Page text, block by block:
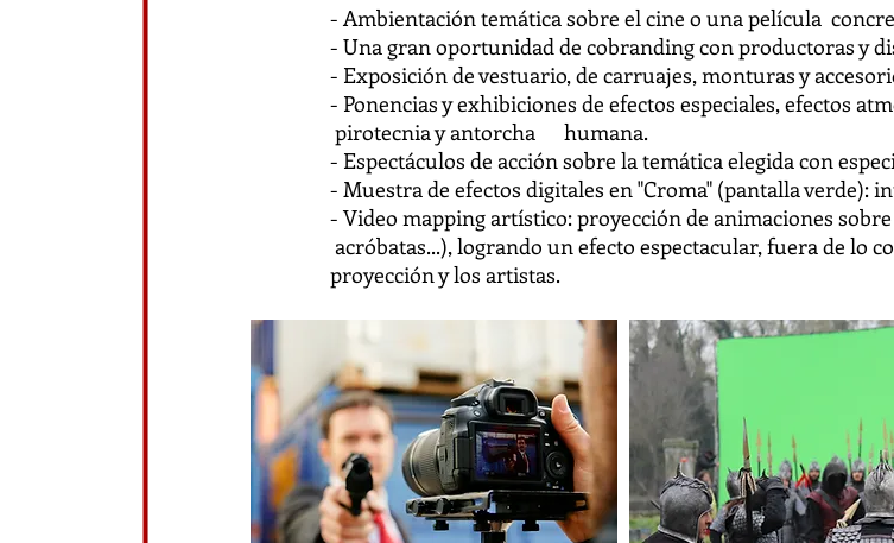
- Ambientación temática sobre el cine o una película
- Una gran oportunidad de cobranding con productoras y
- Exposición de vestuario, de carruajes, monturas y
- Ponencias y exhibiciones de efectos especiales, efectos
pirotecnia y antorcha humana.
- Espectáculos de acción sobre la temática elegida con
- Muestra de efectos digitales en "Croma" (pantalla verde):
- Video mapping artístico: proyección de animaciones
acróbatas...), logrando un efecto espectacular, fuera de
proyección y los artistas.